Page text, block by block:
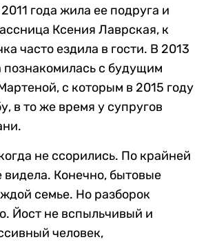
года жила ее подруга и
Ксения Лаврская, к
часто ездила в гости. В 2013
познакомилась с будущим
с которым в 2015 году
в то же время у супругов
не ссорились. По крайней
видела. Конечно, бытовые
семье. Но разборок
Йост не вспыльчивый и
человек,